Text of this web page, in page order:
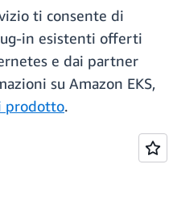
ti consente di
in esistenti offerti
e dai partner
su Amazon EKS,
prodotto.